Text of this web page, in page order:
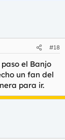
#18
paso el Banjo
un fan del
para ir.